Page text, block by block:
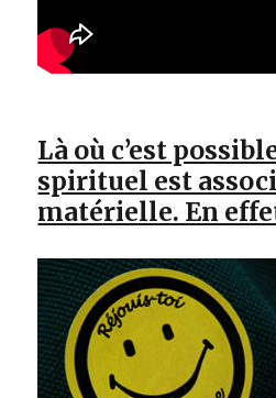
Là où c’est
spirituel est
matérielle. En